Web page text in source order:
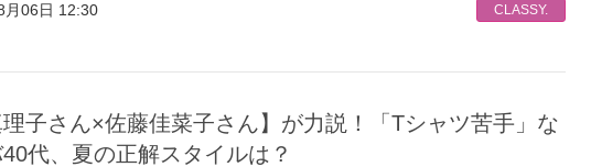
月06日 12:30 CLASSY.
代、夏の正解スタイルは？